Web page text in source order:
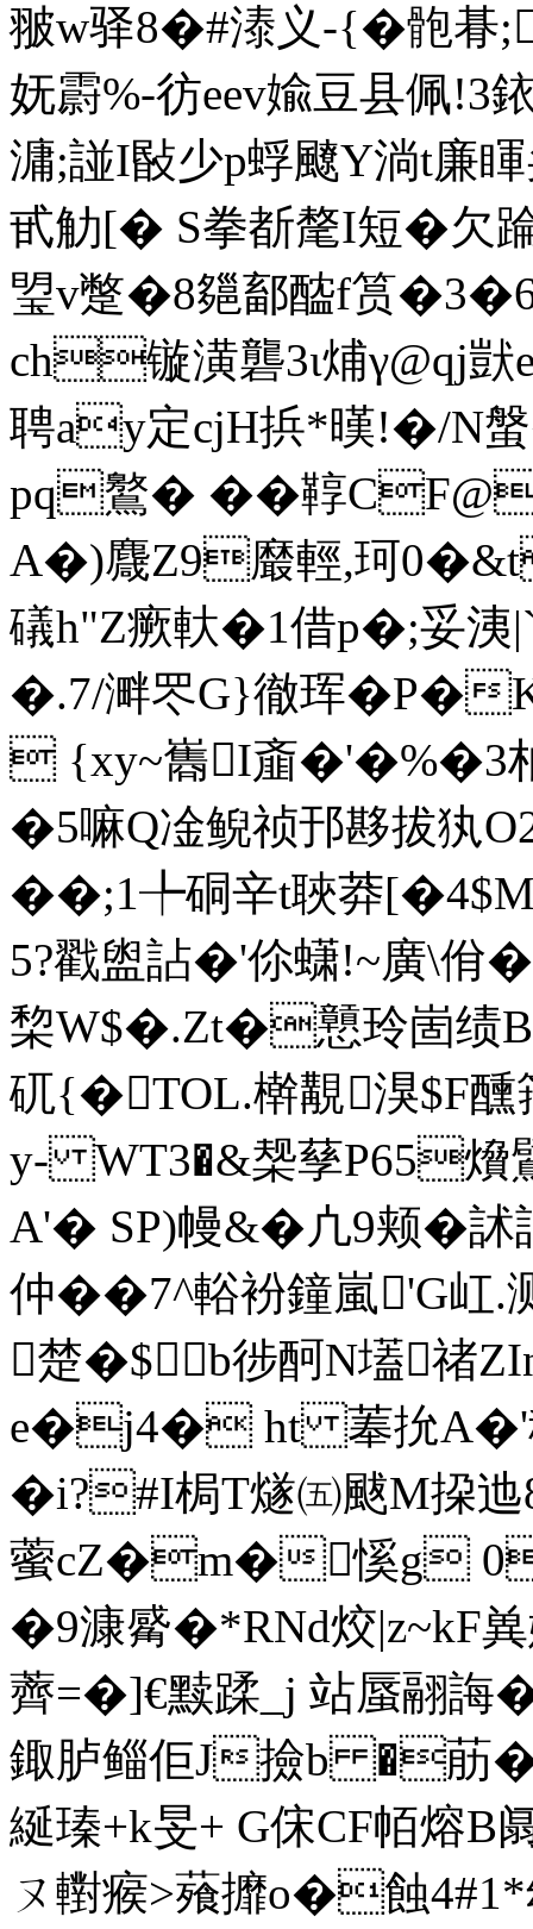
翍w驿8�#溙义-{�骲朞
妩霨%-彷eev婾豆县佩
滽;諩I敯少p蜉飉Y淌t廉
甙觔[� S拳斱氂I短�欠踚
琞v蹩�8郺鄐醓f筼
ch镟潢礱3ι烳γ@qj
聘ay定cjH捠*暵!�/N
pq鸄� ��鞟
A�)麙Z9黀輕,珂
礒h"Z瘚軑�1借p�;妥洟
�.7/溿罖G}徹珲�P�
 {xy~巂I齑�'�%�3
�5嘛Q凎鲵祯邘夦拔犱
��;1╄硐辛t聗莽[�4$M
5?戳盥詀�'伱蟏!~廣\佾
棃W$�.Zt�戅玲崮绩
矹{�TOL.檊覯湨$F
y- WT3�&椝孶P65燲
A'� SP)幔&�凣9颊�訹
仲��7^輍衯鐘嵐'G屸
楚�$b徏酠N壒禇
e�j4� ht 菶抁A�'穓
�i?#I梮T燧㈤颰M挅
藌cZ�m�慀g
�9漮觱�*RNd烄
薺=�]€黩蹂_j 站蜃
鋷胪鲻佢J撿b �荕
綖瑧+k旻+ G俕CF帞熔
ㄡ轛瘊>薞攠o�蝕